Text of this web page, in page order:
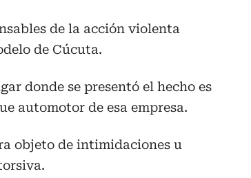
de la acción violenta
de Cúcuta.
donde se presentó el hecho es
automotor de esa empresa.
objeto de intimidaciones u